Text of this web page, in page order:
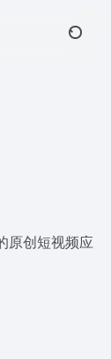
原创短视频应